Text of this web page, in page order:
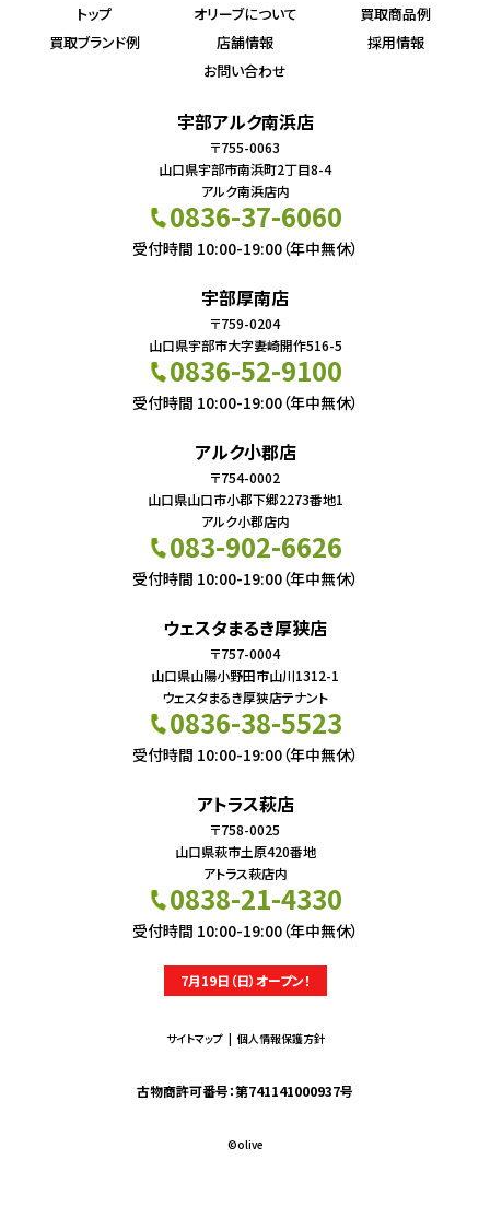
トップ オリーブについて
買取商品例
買取ブランド例
店舗情報
採用情報
お問い合わせ
宇部アルク南浜店
〒755-0063
山口県宇部市南浜町2丁目8-4
アルク南浜店内
0836-37-6060
受付時間 10:00-19:00（年中無休）
宇部厚南店
〒759-0204
山口県宇部市大字妻崎開作516-5
0836-52-9100
受付時間 10:00-19:00（年中無休）
アルク小郡店
〒754-0002
山口県山口市小郡下郷2273番地1
アルク小郡店内
083-902-6626
受付時間 10:00-19:00（年中無休）
ウェスタまるき厚狭店
〒757-0004
山口県山陽小野田市山川1312-1
ウェスタまるき厚狭店テナント
0836-38-5523
受付時間 10:00-19:00（年中無休）
アトラス萩店
〒758-0025
山口県萩市土原420番地
アトラス萩店内
0838-21-4330
受付時間 10:00-19:00（年中無休）
7月19日（日）オープン！
サイトマップ 個人情報保護方針
古物商許可番号：第741141000937号
©︎olive